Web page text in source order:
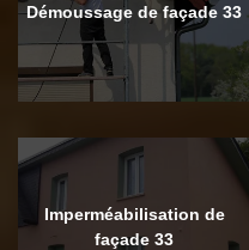
Démoussage de façade 33
Imperméabilisation de
façade 33